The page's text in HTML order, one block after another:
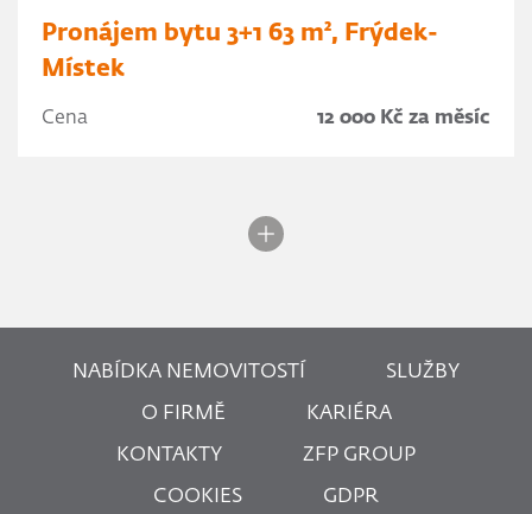
Pronájem bytu 3+1 63 m², Frýdek-
Místek
Cena 12 000 Kč za měsíc
NABÍDKA NEMOVITOSTÍ SLUŽBY
O FIRMĚ KARIÉRA
KONTAKTY ZFP GROUP
COOKIES GDPR